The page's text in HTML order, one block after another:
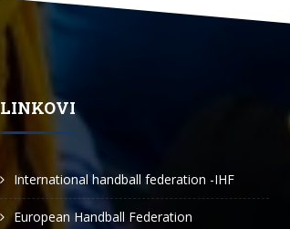
LINKOVI
International handball federation -IHF
European Handball Federation